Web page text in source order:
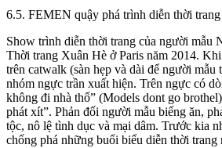
6.5. FEMEN quậy phá trình diễn thời trang
Show trình diễn thời trang của người mẫu
Thời trang Xuân Hè ở Paris năm 2014.
trên catwalk (sàn hẹp và dài để người
nhóm ngực trần xuất hiện. Trên ngực có
không đi nhà thổ” (Models dont go
phát xít”. Phản đối người mẫu biếng ăn,
tộc, nô lệ tình dục và mại dâm. Trước kia
chống phá những buổi biểu diễn thời trang